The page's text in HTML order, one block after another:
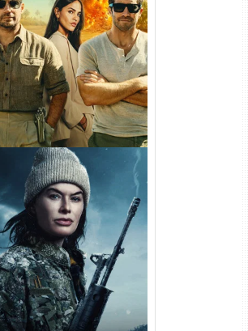
Zona Cinzenta Torrent
WEB-DL 1080p/4K
Dual Áudio
Torrent (2025) WEB-
DL 1080p Dual Áudio